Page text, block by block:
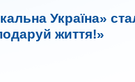
Україна»
життя!»